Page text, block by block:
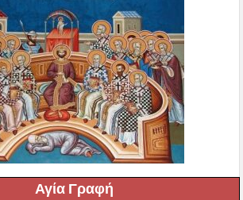
Αγία Γραφή